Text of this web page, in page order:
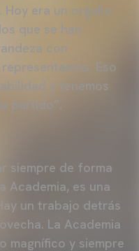
era un orgullo
que se han
con
Eso
y tenemos
partido”.
siempre de forma
Academia, es una
un trabajo detrás
La Academia
magnífico y siempre